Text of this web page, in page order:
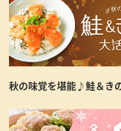
秋の味覚を堪能♪鮭＆き